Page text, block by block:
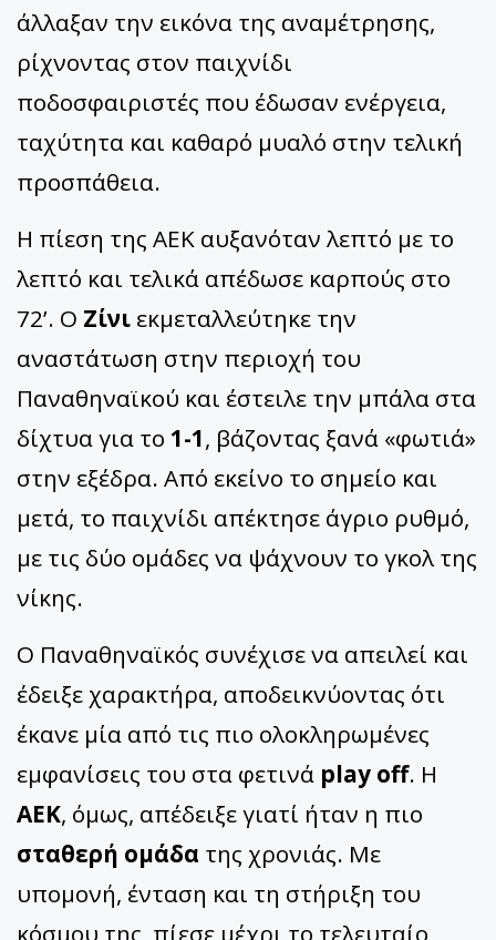
άλλαξαν την εικόνα της αναμέτρησης,
ρίχνοντας στον παιχνίδι
ποδοσφαιριστές που έδωσαν ενέργεια,
ταχύτητα και καθαρό μυαλό στην τελική
προσπάθεια.
Η πίεση της ΑΕΚ αυξανόταν λεπτό με το
λεπτό και τελικά απέδωσε καρπούς στο
72’. Ο Ζίνι εκμεταλλεύτηκε την
αναστάτωση στην περιοχή του
Παναθηναϊκού και έστειλε την μπάλα στα
δίχτυα για το 1-1, βάζοντας ξανά «φωτιά»
στην εξέδρα. Από εκείνο το σημείο και
μετά, το παιχνίδι απέκτησε άγριο ρυθμό,
με τις δύο ομάδες να ψάχνουν το γκολ της
νίκης.
Ο Παναθηναϊκός συνέχισε να απειλεί και
έδειξε χαρακτήρα, αποδεικνύοντας ότι
έκανε μία από τις πιο ολοκληρωμένες
εμφανίσεις του στα φετινά play off. Η
ΑΕΚ, όμως, απέδειξε γιατί ήταν η πιο
σταθερή ομάδα της χρονιάς. Με
υπομονή, ένταση και τη στήριξη του
κόσμου της, πίεσε μέχρι το τελευταίο